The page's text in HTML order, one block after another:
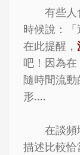
有些人會
時候說：「
在此提醒，
吧！因為
隨時間流
形....
在談頻域
描述比較